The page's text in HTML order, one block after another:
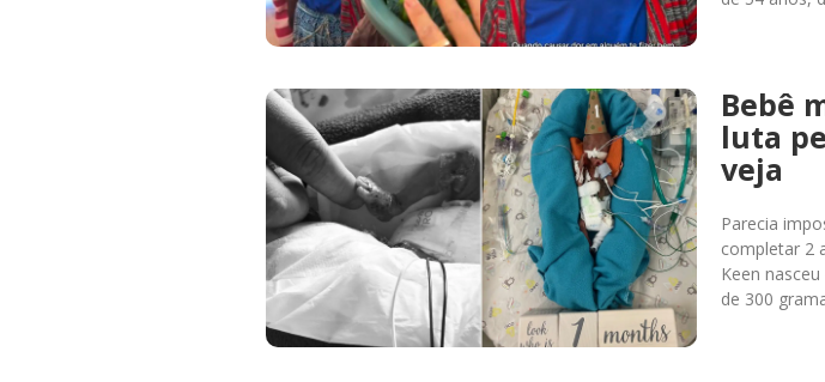
Bebê
luta
veja
Parecia
completar 2
Keen
de 300